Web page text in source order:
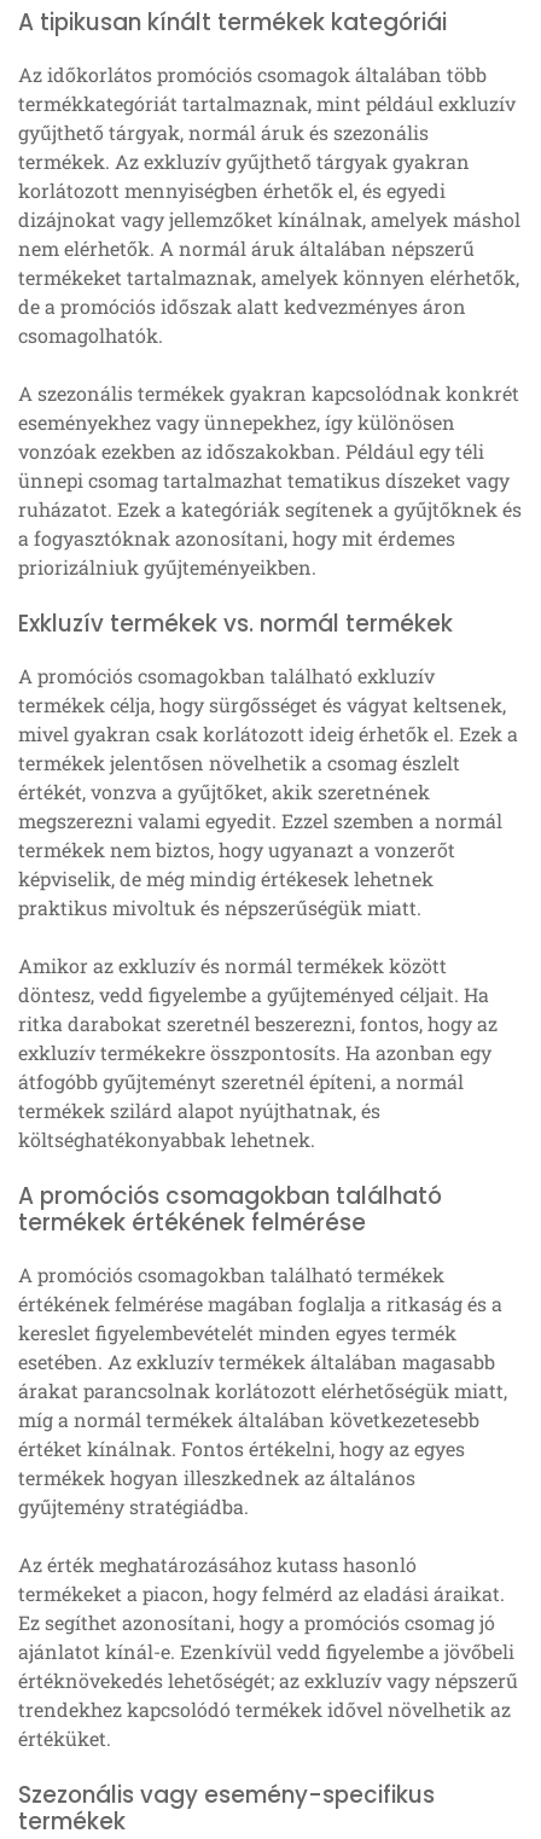
A tipikusan kínált termékek kategóriái
Az időkorlátos promóciós csomagok általában több
termékkategóriát tartalmaznak, mint például exkluzív
gyűjthető tárgyak, normál áruk és szezonális
termékek. Az exkluzív gyűjthető tárgyak gyakran
korlátozott mennyiségben érhetők el, és egyedi
dizájnokat vagy jellemzőket kínálnak, amelyek máshol
nem elérhetők. A normál áruk általában népszerű
termékeket tartalmaznak, amelyek könnyen elérhetők,
de a promóciós időszak alatt kedvezményes áron
csomagolhatók.
A szezonális termékek gyakran kapcsolódnak konkrét
eseményekhez vagy ünnepekhez, így különösen
vonzóak ezekben az időszakokban. Például egy téli
ünnepi csomag tartalmazhat tematikus díszeket vagy
ruházatot. Ezek a kategóriák segítenek a gyűjtőknek és
a fogyasztóknak azonosítani, hogy mit érdemes
priorizálniuk gyűjteményeikben.
Exkluzív termékek vs. normál termékek
A promóciós csomagokban található exkluzív
termékek célja, hogy sürgősséget és vágyat keltsenek,
mivel gyakran csak korlátozott ideig érhetők el. Ezek a
termékek jelentősen növelhetik a csomag észlelt
értékét, vonzva a gyűjtőket, akik szeretnének
megszerezni valami egyedit. Ezzel szemben a normál
termékek nem biztos, hogy ugyanazt a vonzerőt
képviselik, de még mindig értékesek lehetnek
praktikus mivoltuk és népszerűségük miatt.
Amikor az exkluzív és normál termékek között
döntesz, vedd figyelembe a gyűjteményed céljait. Ha
ritka darabokat szeretnél beszerezni, fontos, hogy az
exkluzív termékekre összpontosíts. Ha azonban egy
átfogóbb gyűjteményt szeretnél építeni, a normál
termékek szilárd alapot nyújthatnak, és
költséghatékonyabbak lehetnek.
A promóciós csomagokban található
termékek értékének felmérése
A promóciós csomagokban található termékek
értékének felmérése magában foglalja a ritkaság és a
kereslet figyelembevételét minden egyes termék
esetében. Az exkluzív termékek általában magasabb
árakat parancsolnak korlátozott elérhetőségük miatt,
míg a normál termékek általában következetesebb
értéket kínálnak. Fontos értékelni, hogy az egyes
termékek hogyan illeszkednek az általános
gyűjtemény stratégiádba.
Az érték meghatározásához kutass hasonló
termékeket a piacon, hogy felmérd az eladási áraikat.
Ez segíthet azonosítani, hogy a promóciós csomag jó
ajánlatot kínál-e. Ezenkívül vedd figyelembe a jövőbeli
értéknövekedés lehetőségét; az exkluzív vagy népszerű
trendekhez kapcsolódó termékek idővel növelhetik az
értéküket.
Szezonális vagy esemény-specifikus
termékek